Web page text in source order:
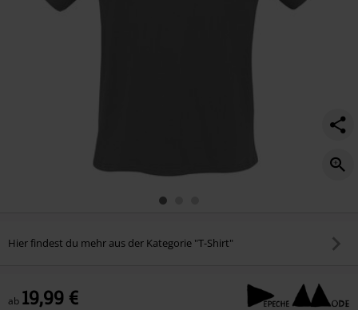
Hier findest du mehr aus der Kategorie "T-Shirt"
ab 19,99 €